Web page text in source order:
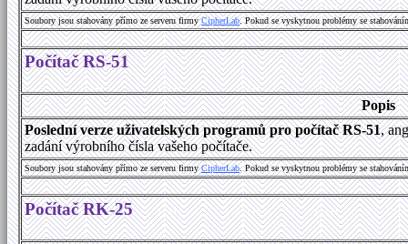
Soubory jsou stahovány přímo ze serveru firmyCipherLab. Pokud se vyskytnou problémy se
Počítač RS-51
Popis
Poslední verze uživatelských programů pro počítač RS-51,
zadání výrobního čísla vašeho počítače.
Soubory jsou stahovány přímo ze serveru firmyCipherLab. Pokud se vyskytnou problémy se
Počítač RK-25